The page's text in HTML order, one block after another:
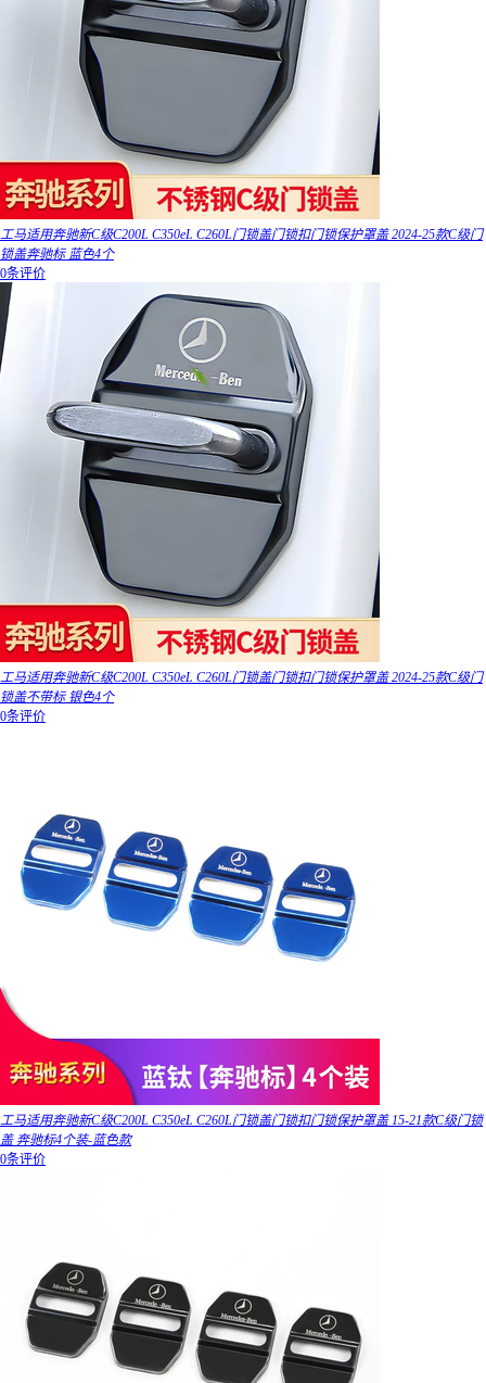
工马适用奔驰新C级C200L C350eL C260L门锁盖门锁扣门锁保护罩盖 2024-25款C级门
锁盖奔驰标 蓝色4个
0条评价
工马适用奔驰新C级C200L C350eL C260L门锁盖门锁扣门锁保护罩盖 2024-25款C级门
锁盖不带标 银色4个
0条评价
工马适用奔驰新C级C200L C350eL C260L门锁盖门锁扣门锁保护罩盖 15-21款C级门锁
盖 奔驰标4个装-蓝色款
0条评价